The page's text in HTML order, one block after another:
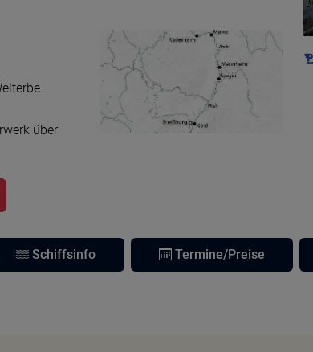
über
Schiffsinfo Termine/Preise